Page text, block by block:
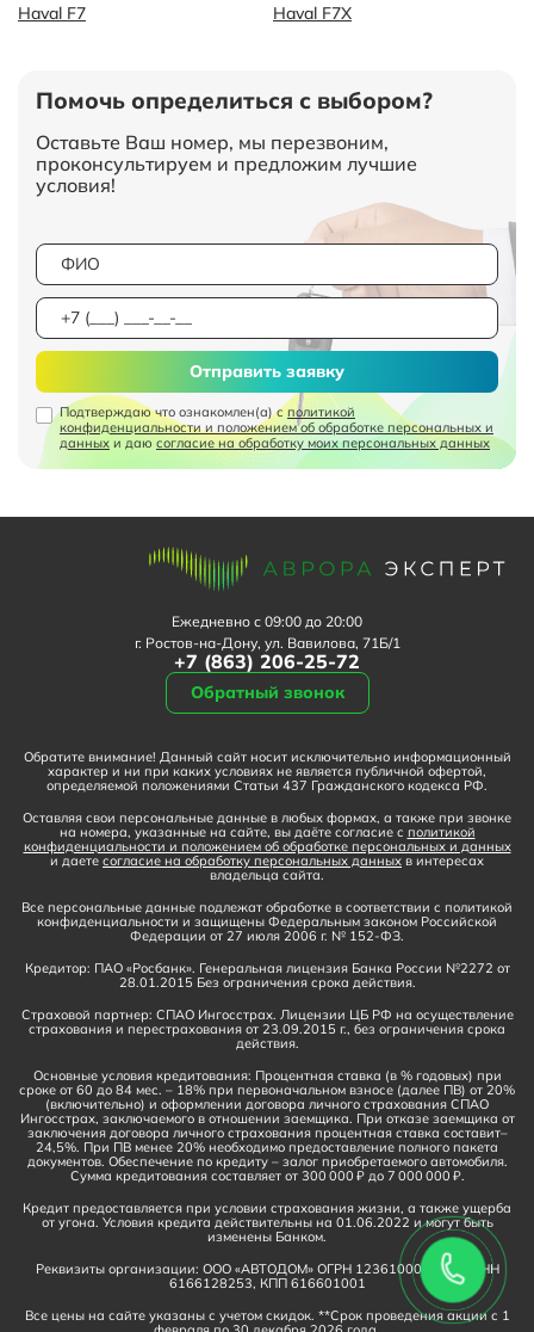
Haval F7 Haval F7X
Помочь определиться с выбором?
Оставьте Ваш номер, мы перезвоним,
проконсультируем и предложим лучшие
условия!
Подтверждаю что ознакомлен(а) сполитикой
конфиденциальности и положением об обработке персональных и
данных и даю согласие на обработку моих персональных данных
Отправить заявку
Ежедневно с 09:00 до 20:00
г. Ростов-на-Дону, ул. Вавилова, 71Б/1
+7 (863) 206-25-72
Обратный звонок
Обратите внимание! Данный сайт носит исключительно информационный
характер и ни при каких условиях не является публичной офертой,
определяемой положениями Статьи 437 Гражданского кодекса РФ.
Оставляя свои персональные данные в любых формах, а также при звонке
на номера, указанные на сайте, вы даёте согласие с политикой
конфиденциальности и положением об обработке персональных и данных
и даете согласие на обработку персональных данных в интересах
владельца сайта.
Все персональные данные подлежат обработке в соответствии с политикой
конфиденциальности и защищены Федеральным законом Российской
Федерации от 27 июля 2006 г. № 152-ФЗ.
Кредитор: ПАО «Росбанк». Генеральная лицензия Банка России №2272 от
28.01.2015 Без ограничения срока действия.
Страховой партнер: СПАО Ингосстрах. Лицензии ЦБ РФ на осуществление
страхования и перестрахования от 23.09.2015 г., без ограничения срока
действия.
Основные условия кредитования: Процентная ставка (в % годовых) при
сроке от 60 до 84 мес. – 18% при первоначальном взносе (далее ПВ) от 20%
(включительно) и оформлении договора личного страхования СПАО
Ингосстрах, заключаемого в отношении заемщика. При отказе заемщика от
заключения договора личного страхования процентная ставка составит–
24,5%. При ПВ менее 20% необходимо предоставление полного пакета
документов. Обеспечение по кредиту – залог приобретаемого автомобиля.
Сумма кредитования составляет от 300 000 ₽ до 7 000 000 ₽.
Кредит предоставляется при условии страхования жизни, а также ущерба
от угона. Условия кредита действительны на 01.06.2022 и могут быть
изменены Банком.
Реквизиты организации: ООО «АВТОДОМ» ОГРН 1236100016910, ИНН
6166128253, КПП 616601001
Все цены на сайте указаны с учетом скидок. **Срок проведения акции с 1